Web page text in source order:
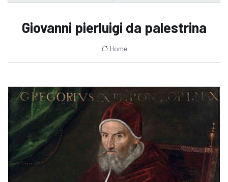
Giovanni pierluigi da palestrina
Home